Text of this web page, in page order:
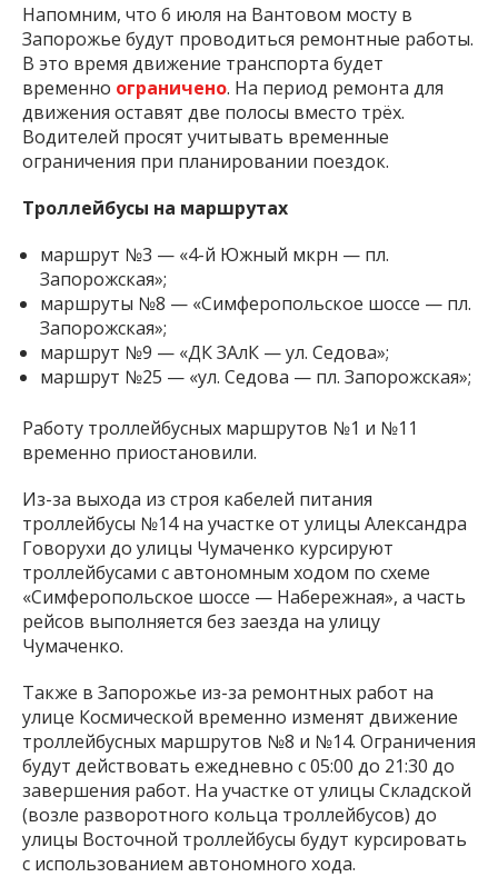
Напомним, что 6 июля на Вантовом мосту в
Запорожье будут проводиться ремонтные работы.
В это время движение транспорта будет
временно ограничено. На период ремонта для
движения оставят две полосы вместо трёх.
Водителей просят учитывать временные
ограничения при планировании поездок.
Троллейбусы на маршрутах
маршрут №3 — «4-й Южный мкрн — пл.
Запорожская»;
маршруты №8 — «Симферопольское шоссе — пл.
Запорожская»;
маршрут №9 — «ДК ЗАлК — ул. Седова»;
маршрут №25 — «ул. Седова — пл. Запорожская»;
Работу троллейбусных маршрутов №1 и №11
временно приостановили.
Из-за выхода из строя кабелей питания
троллейбусы №14 на участке от улицы Александра
Говорухи до улицы Чумаченко курсируют
троллейбусами с автономным ходом по схеме
«Симферопольское шоссе — Набережная», а часть
рейсов выполняется без заезда на улицу
Чумаченко.
Также в Запорожье из-за ремонтных работ на
улице Космической временно изменят движение
троллейбусных маршрутов №8 и №14. Ограничения
будут действовать ежедневно с 05:00 до 21:30 до
завершения работ. На участке от улицы Складской
(возле разворотного кольца троллейбусов) до
улицы Восточной троллейбусы будут курсировать
с использованием автономного хода.